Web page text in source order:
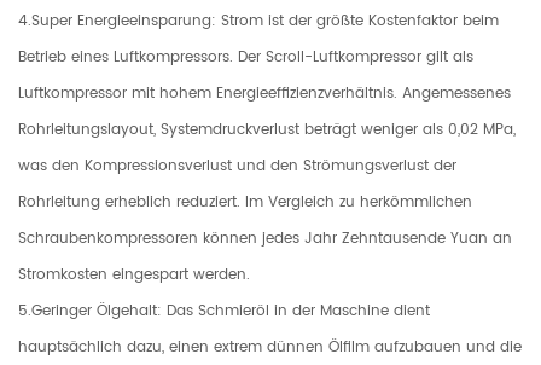
4.Super Energieeinsparung: Strom ist der größte Kostenfaktor beim
Betrieb eines Luftkompressors. Der Scroll-Luftkompressor gilt als
Luftkompressor mit hohem Energieeffizienzverhältnis. Angemessenes
Rohrleitungslayout, Systemdruckverlust beträgt weniger als 0,02 MPa,
was den Kompressionsverlust und den Strömungsverlust der
Rohrleitung erheblich reduziert. Im Vergleich zu herkömmlichen
Schraubenkompressoren können jedes Jahr Zehntausende Yuan an
Stromkosten eingespart werden.
5.Geringer Ölgehalt: Das Schmieröl in der Maschine dient
hauptsächlich dazu, einen extrem dünnen Ölfilm aufzubauen und die